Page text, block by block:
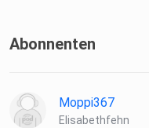
Abonnenten
Moppi367
Elisabethfehn